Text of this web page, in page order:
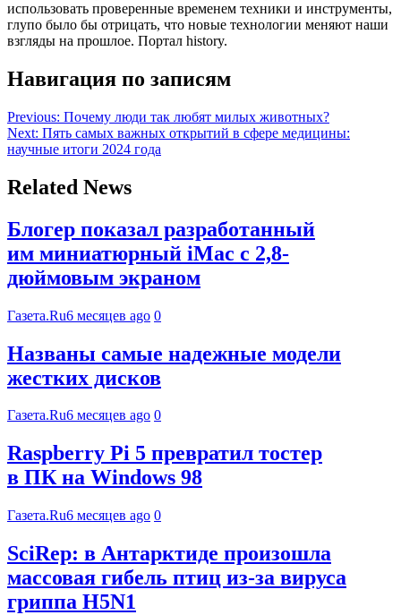
использовать проверенные временем техники и инструменты,
глупо было бы отрицать, что новые технологии меняют наши
взгляды на прошлое. Портал history.
Навигация по записям
Previous: Почему люди так любят милых животных?
Next: Пять самых важных открытий в сфере медицины:
научные итоги 2024 года
Related News
Блогер показал разработанный
им миниатюрный iMac с 2,8-
дюймовым экраном
Газета.Ru6 месяцев ago 0
Названы самые надежные модели
жестких дисков
Газета.Ru6 месяцев ago 0
Raspberry Pi 5 превратил тостер
в ПК на Windows 98
Газета.Ru6 месяцев ago 0
SciRep: в Антарктиде произошла
массовая гибель птиц из-за вируса
гриппа H5N1